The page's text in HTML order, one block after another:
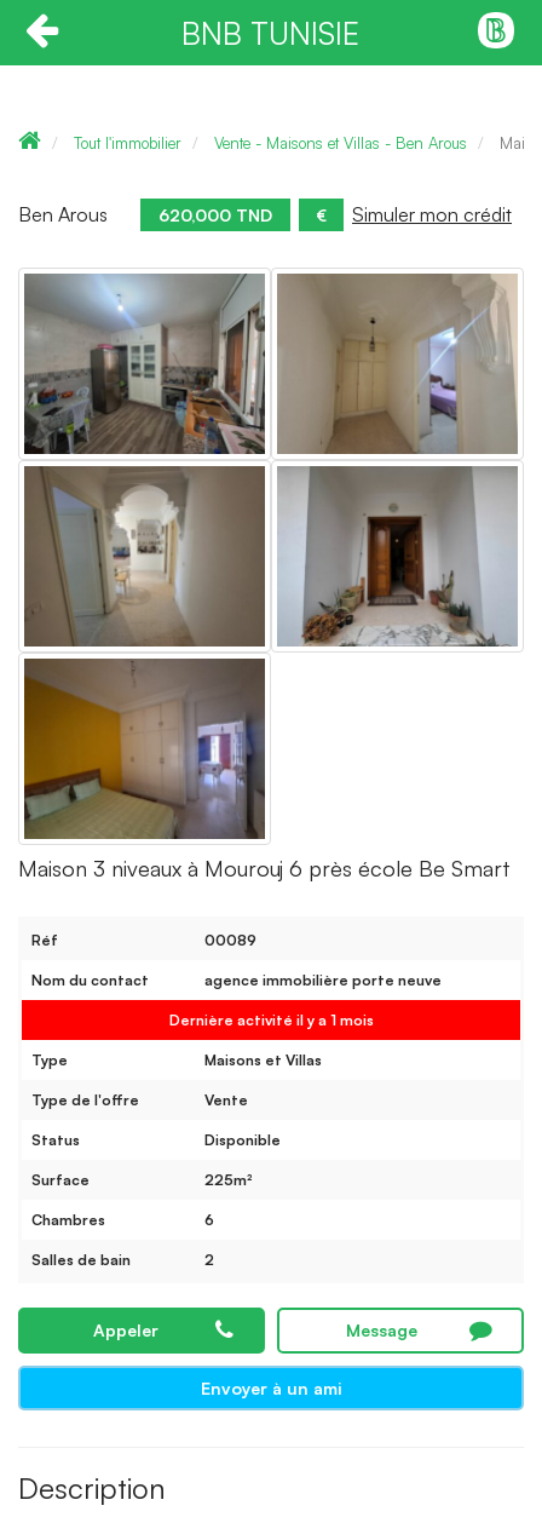
BNB TUNISIE
Tout l'immobilier Vente - Maisons et Villas - Ben Arous
Ben Arous 620,000 TND € Simuler mon crédit
Maison 3 niveaux à Mourouj 6 près école Be Smart
Réf 00089
Nom du contact agence immobilière porte neuve
Dernière activité il y a 1 mois
Type Maisons et Villas
Type de l'offre Vente
Status Disponible
Surface 225m²
Chambres 6
Salles de bain 2
Appeler Message
Envoyer à un ami
Description